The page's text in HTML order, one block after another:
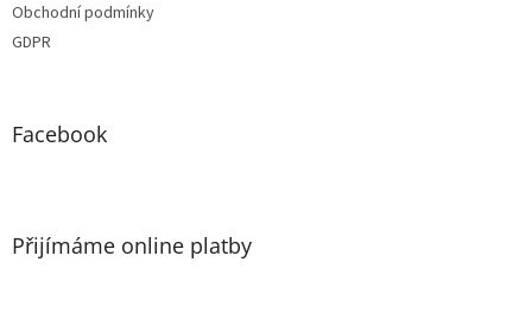
Obchodní podmínky
GDPR
Facebook
Přijímáme online platby